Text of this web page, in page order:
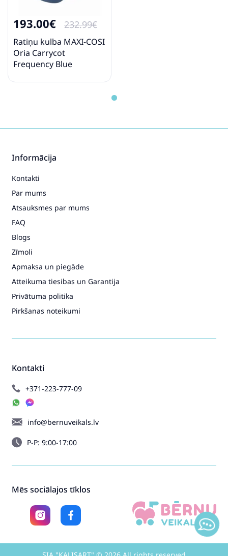
193.00€ 232.99€
Ratiņu kulba MAXI-COSI
Oria Carrycot
Frequency Blue
Kontakti
+371-223-777-09
info@bernuveikals.lv
P-P: 9:00-17:00
Informācija
Kontakti
Par mums
Atsauksmes par mums
FAQ
Blogs
Zīmoli
Apmaksa un piegāde
Atteikuma tiesibas un Garantija
Privātuma politika
Pirkšanas noteikumi
Mēs sociālajos tīklos